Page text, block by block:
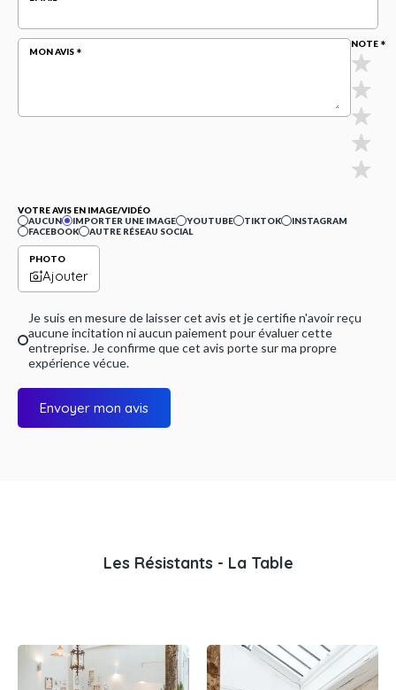
MON AVIS
NOTE
VOTRE AVIS EN IMAGE/VIDÉO
AUCUN
IMPORTER UNE IMAGE YOUTUBE TIKTOK
INSTAGRAM
FACEBOOK
AUTRE RÉSEAU SOCIAL
PHOTO
Ajouter
Je suis en mesure de laisser cet avis et je certifie n'avoir reçu
aucune incitation ni aucun paiement pour évaluer cette
entreprise. Je confirme que cet avis porte sur ma propre
expérience vécue.
Envoyer mon avis
Les Résistants - La Table